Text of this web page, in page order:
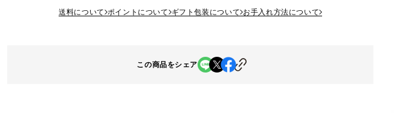
送料について ポイントについて ギフト包装について お手入れ方法について
この商品をシェア